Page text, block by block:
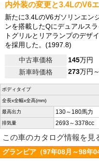
内外装の変更と3.4LのV6
新たに3.4LのV6ガソリンエン
ンを搭載したQにデュアルス
トグリルとリアランプのデザ
を採用した。(1997.8)
中古車価格
145万円
新車時価格
273万円～
ボディタイプ
全長x全幅x全高(mm)
最高出力 130～180馬力
排気量 2693～3378cc
この車のカタログ情報を見
グランビア（97年08月～98年